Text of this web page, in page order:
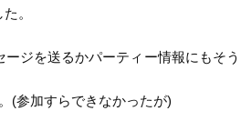
。
ジを送るかパーティー情報にもそう
(参加すらできなかったが)